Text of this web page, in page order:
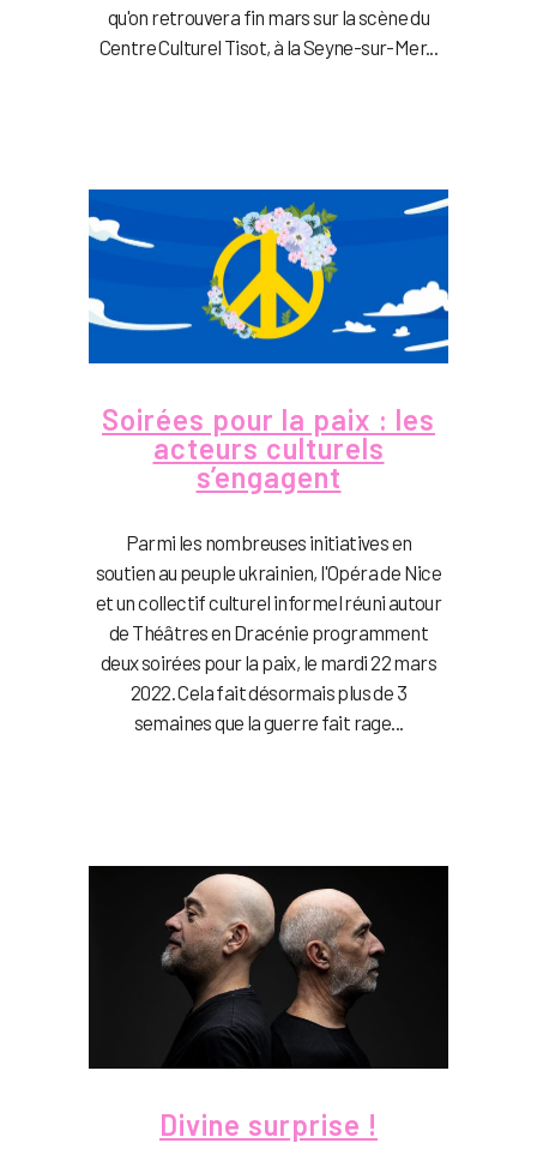
qu'on retrouvera fin mars sur la scène du
Centre Culturel Tisot, à la Seyne-sur-Mer...
Soirées pour la paix : les
acteurs culturels
s’engagent
Parmi les nombreuses initiatives en
soutien au peuple ukrainien, l'Opéra de Nice
et un collectif culturel informel réuni autour
de Théâtres en Dracénie programment
deux soirées pour la paix, le mardi 22 mars
2022. Cela fait désormais plus de 3
semaines que la guerre fait rage...
Divine surprise !